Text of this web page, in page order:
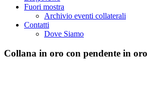
Fuori mostra
Archivio eventi collaterali
Contatti
Dove Siamo
Collana in oro con pendente in